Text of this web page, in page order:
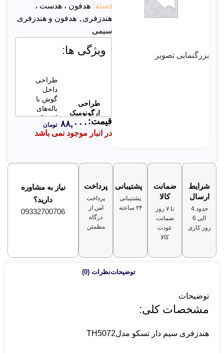
بزرگنمایی تصویر
دسته: هدفون ، هدست ،
هندزفری , هدفون و هندزفری
سیمی
ویژگی ها:
طراحی
ارگونومیک
و سبک
طراحی
داخل
گوش با
باله‌های
لاستیکی
برای
فیکس
داخلی با
کیفیت
واضح و
بدون نویز
قیمت
در انبار موجود نمی باشد
قیمت: ۸۸,۰۰۰ تومان
شرایط
ارسال
حدود 4
الی 6
روز کاری
ضمانت
کالا
تا ۷ روز
ضمانت
عودت
کالا
پشتیبانی
پشتیبانی
۲۴ ساعته
پرداخت
پرداخت
امن از
درگاه
مطمئن
نیاز به مشاوره
دارید؟
09332700706
توضیحاتنظرات (0)
توضیحات
مشخصات کلی:
هندزفری سیم دار تسکو مدلTH5072